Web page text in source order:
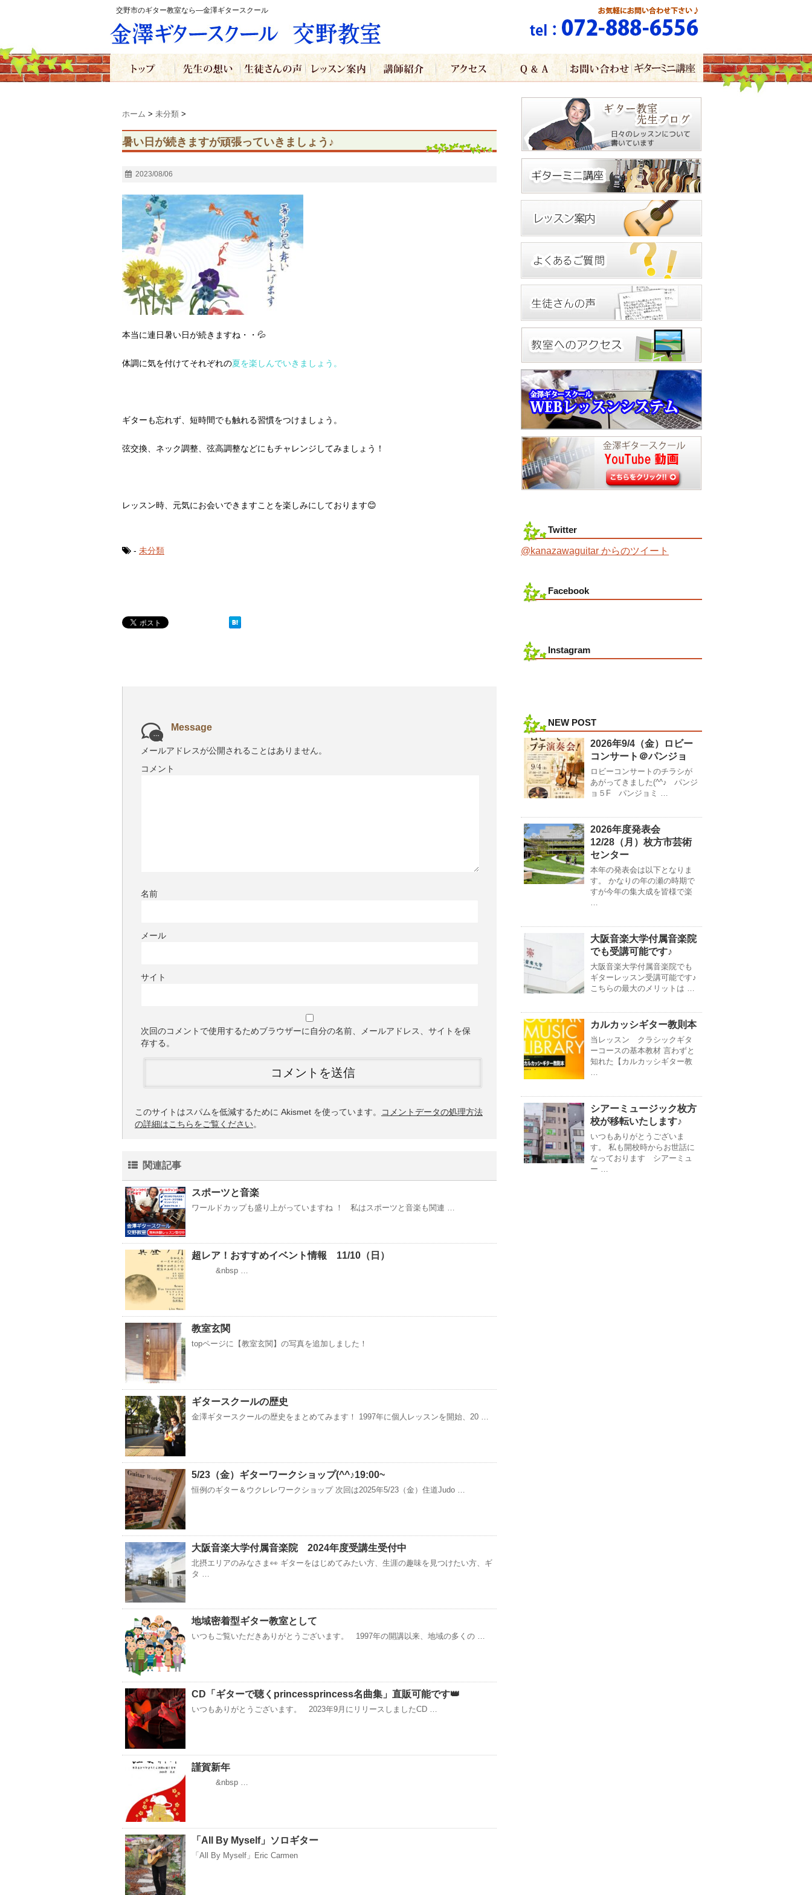
交野市のギター教室なら―金澤ギタースクール
ホーム > 未分類 >
暑い日が続きますが頑張っていきましょう♪
2023/08/06
本当に連日暑い日が続きますね・・💦
体調に気を付けてそれぞれの夏を楽しんでいきましょう。
ギターも忘れず、短時間でも触れる習慣をつけましょう。
弦交換、ネック調整、弦高調整などにもチャレンジしてみましょう！
レッスン時、元気にお会いできますことを楽しみにしております😊
- 未分類
Message
メールアドレスが公開されることはありません。
コメント
名前
メール
サイト
次回のコメントで使用するためブラウザーに自分の名前、メールアドレス、サイトを保
存する。
このサイトはスパムを低減するために Akismet を使っています。
コメントデータの処理方法
の詳細はこちらをご覧ください。
関連記事
スポーツと音楽
ワールドカップも盛り上がっていますね ！ 私はスポーツと音楽も関連 …
超レア！おすすめイベント情報 11/10（日）
&nbsp …
教室玄関
topページに【教室玄関】の写真を追加しました！
ギタースクールの歴史
金澤ギタースクールの歴史をまとめてみます！ 1997年に個人レッスンを開始、20 …
5/23（金）ギターワークショップ(^^♪19:00~
恒例のギター＆ウクレレワークショップ 次回は2025年5/23（金）住道Judo …
大阪音楽大学付属音楽院 2024年度受講生受付中
北摂エリアのみなさま👀 ギターをはじめてみたい方、生涯の趣味を見つけたい方、ギ
タ …
地域密着型ギター教室として
いつもご覧いただきありがとうございます。 1997年の開講以来、地域の多くの …
CD「ギターで聴くprincessprincess名曲集」直販可能です👑
いつもありがとうございます。 2023年9月にリリースしましたCD …
謹賀新年
&nbsp …
「All By Myself」ソロギター
「All By Myself」Eric Carmen
Twitter
@kanazawaguitar からのツイート
Facebook
Instagram
NEW POST
2026年9/4（金）ロビー
コンサート＠パンジョ
ロビーコンサートのチラシが
あがってきました(^^♪ パンジ
ョ５F パンジョミ …
2026年度発表会
12/28（月）枚方市芸術
センター
本年の発表会は以下となりま
す。 かなりの年の瀬の時期で
すが今年の集大成を皆様で楽
…
大阪音楽大学付属音楽院
でも受講可能です♪
大阪音楽大学付属音楽院でも
ギターレッスン受講可能です♪
こちらの最大のメリットは …
カルカッシギター教則本
当レッスン クラシックギタ
ーコースの基本教材 言わずと
知れた【カルカッシギター教
…
シアーミュージック枚方
校が移転いたします♪
いつもありがとうございま
す。 私も開校時からお世話に
なっております シアーミュ
ー …